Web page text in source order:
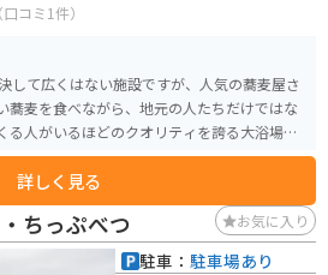
（口コミ1件）
して広くはない施設ですが、人気の蕎麦屋さ
蕎麦を食べながら、地元の人たちだけではな
る人がいるほどのクオリティを誇る大浴場で
ことができます。 リラックスできるスペース
も楽しめます。
詳しく見る
ちっぷべつ お気に入り
駐車： 駐車場あり